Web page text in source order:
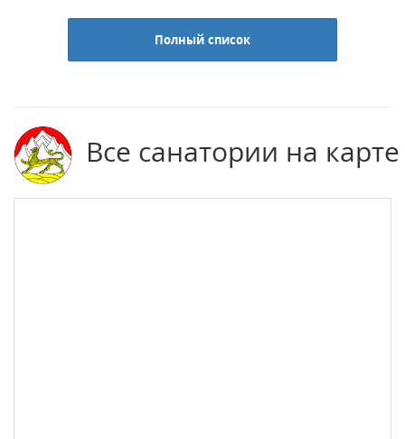
Полный список
Все санатории на карте